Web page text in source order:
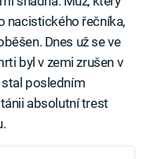
nacistického řečníka,
Dnes už se ve
byl v zemi zrušen v
posledním
absolutní trest